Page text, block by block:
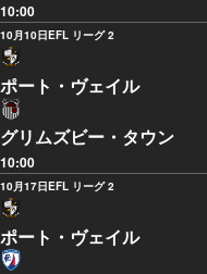
10:00
10月10日EFL リーグ 2
ポート・ヴェイル
グリムズビー・タウン
10:00
10月17日EFL リーグ 2
ポート・ヴェイル